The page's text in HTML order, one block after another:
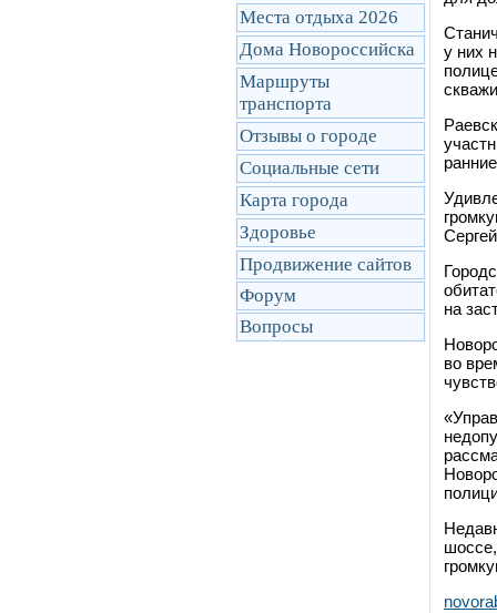
Места отдыха 2026
Дома Новороссийска
Маршруты
транcпорта
Отзывы о городе
Социальные сети
Карта города
Здоровье
Продвижение сайтов
Форум
Вопросы
у них
на
во